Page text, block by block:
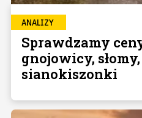
ANALIZY
Sprawdzamy
gnojowicy,
sianokiszonki